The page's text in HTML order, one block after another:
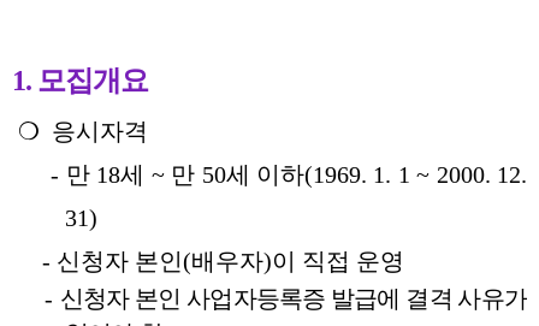
1. 모집개요
❍ 응시자격
- 만 18세 ~ 만 50세 이하(1969. 1. 1 ~ 2000. 12.
31)
- 신청자 본인(배우자)이 직접 운영
- 신청자 본인 사업자등록증 발급에 결격 사유가